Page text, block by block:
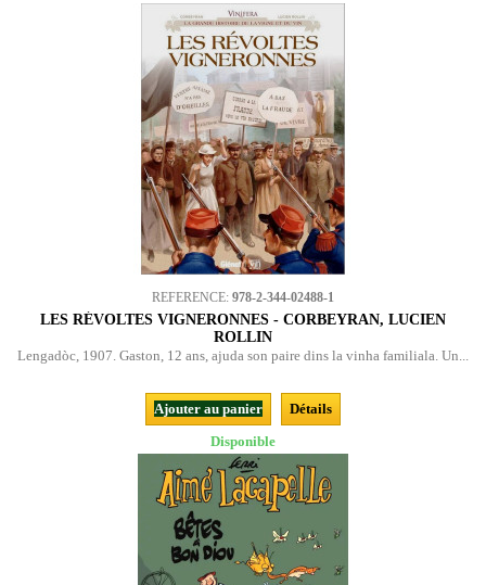
REFERENCE: 978-2-344-02488-1
LES RÉVOLTES VIGNERONNES - CORBEYRAN, LUCIEN
ROLLIN
Lengadòc, 1907. Gaston, 12 ans, ajuda son paire dins la vinha familiala. Un...
Ajouter au panier
Détails
Disponible